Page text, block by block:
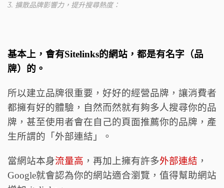
3. 擴散品牌影響力，提升搜尋熱度：
基本上，會有Sitelinks的網站，都是有名字（品
牌）的。
所以建立品牌很重要，好好的經營品牌，讓消費者
都擁有好的體驗，自然而然就有夠多人搜尋你的品
牌，甚至使用者會在自己的頁面推薦你的品牌，產
生所謂的「外部連結」。
當網站本身流量高 ，再加上擁有許多外部連結 ，
Google就會認為你的網站適合瀏覽，值得幫助網站